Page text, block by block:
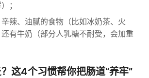
；
辣、油腻的食物（比如冰奶茶、火
有牛奶（部分人乳糖不耐受，会加重
这4个习惯帮你把肠道“养牢”